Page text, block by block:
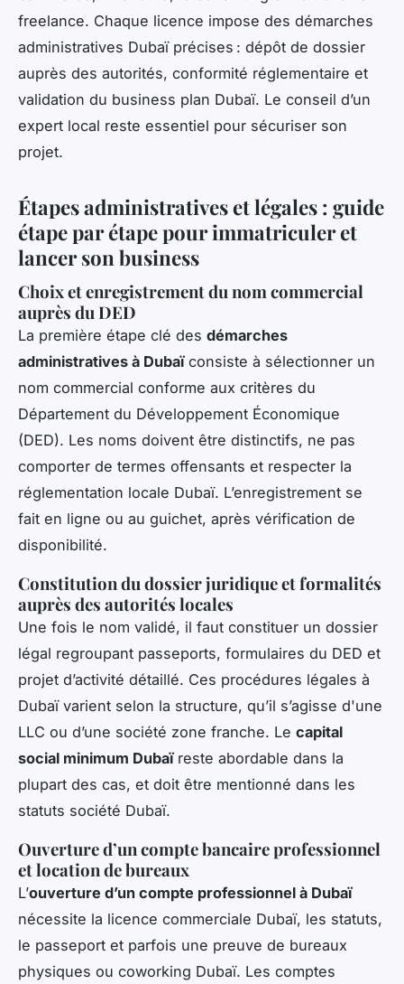
freelance. Chaque licence impose des démarches
administratives Dubaï précises : dépôt de dossier
auprès des autorités, conformité réglementaire et
validation du business plan Dubaï. Le conseil d’un
expert local reste essentiel pour sécuriser son
projet.
Étapes administratives et légales : guide
étape par étape pour immatriculer et
lancer son business
Choix et enregistrement du nom commercial
auprès du DED
La première étape clé des démarches
administratives à Dubaïconsiste à sélectionner un
nom commercial conforme aux critères du
Département du Développement Économique
(DED). Les noms doivent être distinctifs, ne pas
comporter de termes offensants et respecter la
réglementation locale Dubaï. L’enregistrement se
fait en ligne ou au guichet, après vérification de
disponibilité.
Constitution du dossier juridique et formalités
auprès des autorités locales
Une fois le nom validé, il faut constituer un dossier
légal regroupant passeports, formulaires du DED et
projet d’activité détaillé. Ces procédures légales à
Dubaï varient selon la structure, qu’il s’agisse d'une
LLC ou d’une société zone franche. Le capital
social minimum Dubaïreste abordable dans la
plupart des cas, et doit être mentionné dans les
statuts société Dubaï.
Ouverture d’un compte bancaire professionnel
et location de bureaux
L’ouverture d’un compte professionnel à Dubaï
nécessite la licence commerciale Dubaï, les statuts,
le passeport et parfois une preuve de bureaux
physiques ou coworking Dubaï. Les comptes